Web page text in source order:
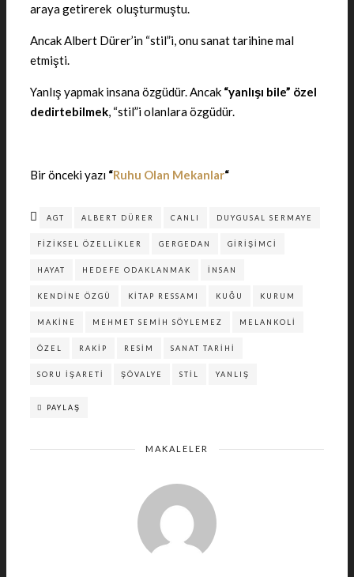
araya getirerek oluşturmuştu.
Ancak Albert Dürer’in “stil”i, onu sanat tarihine mal
etmişti.
Yanlış yapmak insana özgüdür. Ancak “yanlışı bile” özel
dedirtebilmek , “stil”i olanlara özgüdür.
Bir önceki yazı “Ruhu Olan Mekanlar“
AGT ALBERT DÜRER CANLI DUYGUSAL SERMAYE
FIZIKSEL ÖZELLIKLER GERGEDAN GIRIŞIMCI
HAYAT HEDEFE ODAKLANMAK İNSAN
KENDINE ÖZGÜ KITAP RESSAMI KUĞU KURUM
MAKINE MEHMET SEMIH SÖYLEMEZ MELANKOLI
ÖZEL RAKIP RESIM SANAT TARIHI
SORU IŞARETI ŞÖVALYE STIL YANLIŞ
PAYLAŞ
MAKALELER